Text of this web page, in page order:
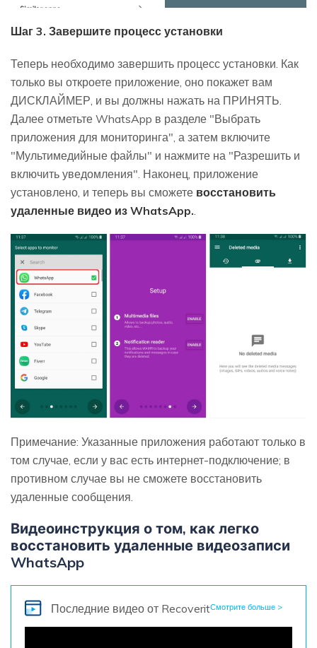
Шаг 3. Завершите процесс установки
Теперь необходимо завершить процесс установки. Как
только вы откроете приложение, оно покажет вам
ДИСКЛАЙМЕР, и вы должны нажать на ПРИНЯТЬ.
Далее отметьте WhatsApp в разделе "Выбрать
приложения для мониторинга", а затем включите
"Мультимедийные файлы" и нажмите на "Разрешить и
включить уведомления". Наконец, приложение
установлено, и теперь вы сможете восстановить
удаленные видео из WhatsApp..
Примечание: Указанные приложения работают только в
том случае, если у вас есть интернет-подключение; в
противном случае вы не сможете восстановить
удаленные сообщения.
Видеоинструкция о том, как легко
восстановить удаленные видеозаписи
WhatsApp
Последние видео от RecoveritСмотрите больше >